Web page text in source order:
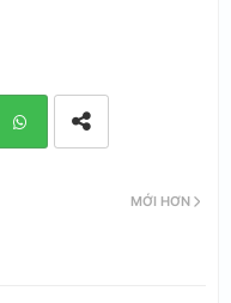
MỚI HƠN